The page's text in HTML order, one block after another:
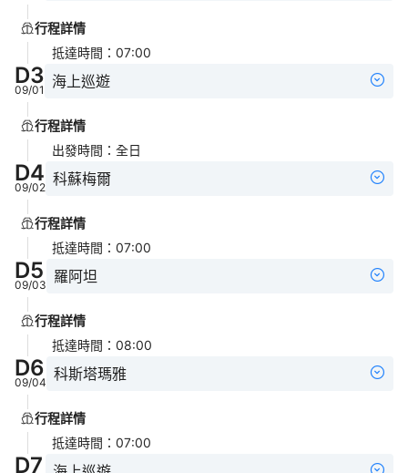
行程詳情
抵達時間 ： 07:00
D3
09/01 海上巡遊
行程詳情
出發時間 ： 全日
D4
09/02 科蘇梅爾
行程詳情
抵達時間 ： 07:00
D5
09/03 羅阿坦
行程詳情
抵達時間 ： 08:00
D6
09/04 科斯塔瑪雅
行程詳情
抵達時間 ： 07:00
D7